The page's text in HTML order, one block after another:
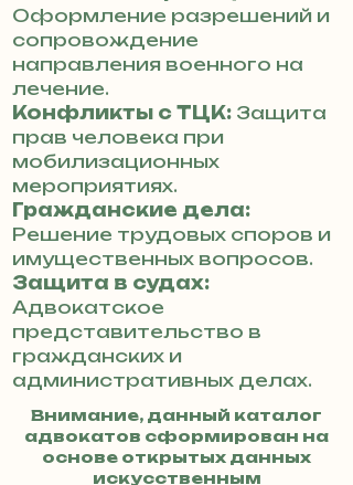
Оформление разрешений и
сопровождение
направления военного на
лечение.
Конфликты с ТЦК: Защита
прав человека при
мобилизационных
мероприятиях.
Гражданские дела:
Решение трудовых споров и
имущественных вопросов.
Защита в судах:
Адвокатское
представительство в
гражданских и
административных делах.
Внимание, данный каталог
адвокатов сформирован на
основе открытых данных
искусственным